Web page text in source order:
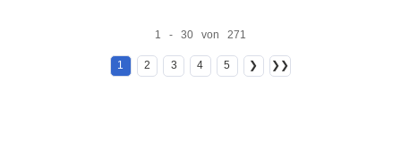
1 - 30 von 271
1 2 3 4 5 ❯ ❯❯